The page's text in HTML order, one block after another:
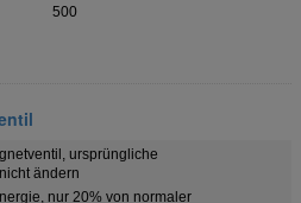
500
ursprüngliche
ändern
nur 20% von normaler